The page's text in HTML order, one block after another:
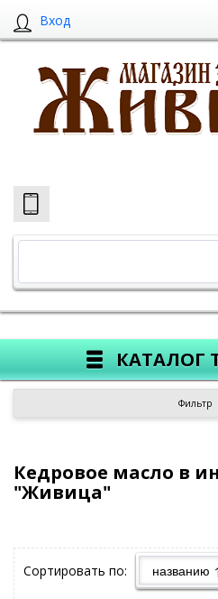
Вход
КАТАЛОГ
Фильтр
Кедровое масло в
"Живица"
Сортировать по: